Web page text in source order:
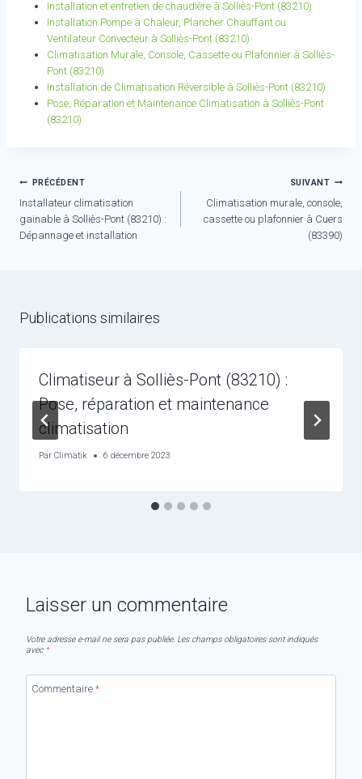
Installation et entretien de chaudière à Solliès-Pont (83210)
Installation Pompe à Chaleur, Plancher Chauffant ou
Ventilateur Convecteur à Solliès-Pont (83210)
Climatisation Murale, Console, Cassette ou Plafonnier à Solliès-
Pont (83210)
Installation de Climatisation Réversible à Solliès-Pont (83210)
Pose, Réparation et Maintenance Climatisation à Solliès-Pont
(83210)
Navigation
de
l’article
PRÉCÉDENT
Installateur climatisation
gainable à Solliès-Pont (83210) :
Dépannage et installation
SUIVANT
Climatisation murale, console,
cassette ou plafonnier à Cuers
(83390)
Publications similaires
Climatiseur à Solliès-Pont (83210) :
Pose, réparation et maintenance
climatisation
Par Climatik 6 décembre 2023
Laisser un commentaire
Votre adresse e-mail ne sera pas publiée. Les champs obligatoires sont indiqués
avec *
Commentaire *